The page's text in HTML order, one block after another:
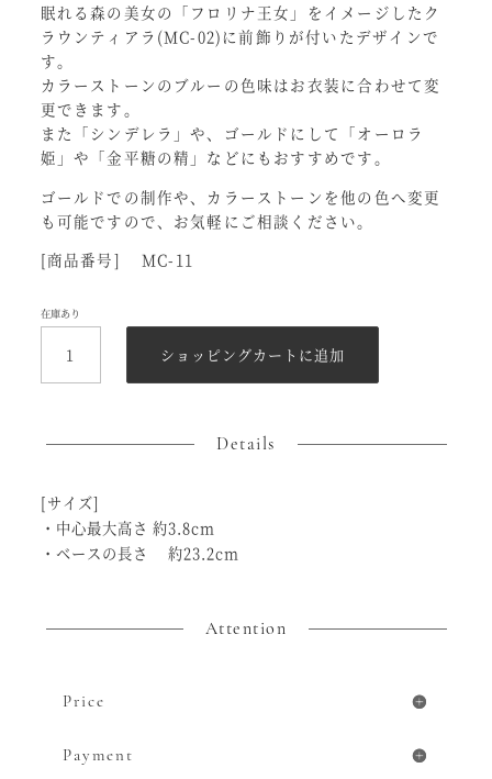
眠れる森の美女の「フロリナ王女」をイメージしたク
ラウンティアラ(MC-02)に前飾りが付いたデザインで
す。
カラーストーンのブルーの色味はお衣装に合わせて変
更できます。
また「シンデレラ」や、ゴールドにして「オーロラ
姫」や「金平糖の精」などにもおすすめです。
ゴールドでの制作や、カラーストーンを他の色へ変更
も可能ですので、お気軽にご相談ください。
[商品番号] MC-11
在庫あり
の
り
ラ
ィ
ショッピングカートに追加
Details
[サイズ]
・中心最大高さ 約3.8cm
・ベースの長さ 約23.2cm
Attention
Price
Payment